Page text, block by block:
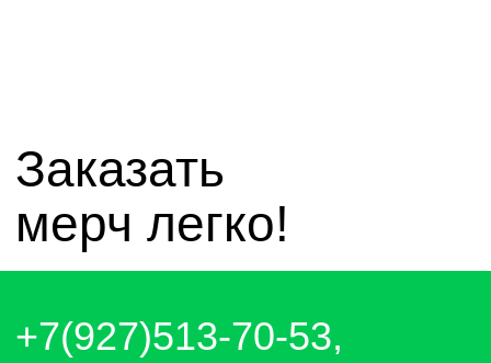
до выставления счёта и перевода на
карту.